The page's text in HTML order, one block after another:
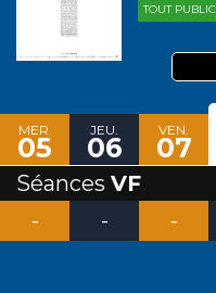
TOUT PUBLIC
MER.
05
JEU.
06
VEN.
07
Séances VF
-
- -